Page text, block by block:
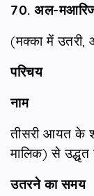
70. अल-
(मक्का में
परिचय
नाम
तीसरी आयत के
मालिक) से उद्धृत
उतरने का समय